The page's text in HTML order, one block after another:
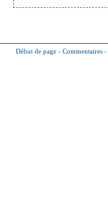
Début de page - Commentaires -